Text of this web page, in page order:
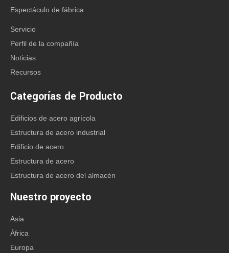
Espectáculo de fábrica
Servicio
Perfil de la compañía
Noticias
Recursos
Categorías de Producto
Edificios de acero agrícola
Estructura de acero industrial
Edificio de acero
Estructura de acero
Estructura de acero del almacén
Nuestro proyecto
Asia
África
Europa